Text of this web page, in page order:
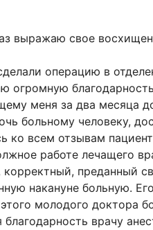
выражаю свое
операцию в
огромную
меня за два месяца
больному человеку,
ко всем отзывам
работе лечащего
корректный, преданный
накануне больную.
молодого доктора
врачу